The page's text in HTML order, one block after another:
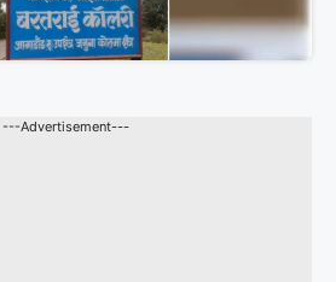
---Advertisement---